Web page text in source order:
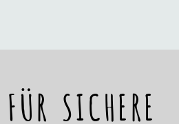
FÜR SICHERE